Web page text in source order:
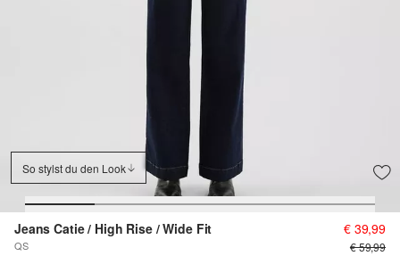
So stylst du den Look
Jeans Catie / High Rise / Wide Fit
QS
€ 39,99
€ 59,99